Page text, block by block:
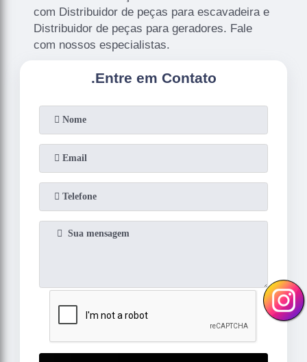
com Distribuidor de peças para escavadeira e
Distribuidor de peças para geradores. Fale
com nossos especialistas.
.Entre em Contato